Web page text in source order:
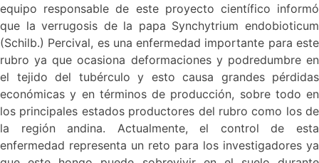
equipo responsable de este proyecto científico informó
que la verrugosis de la papa Synchytrium endobioticum
(Schilb.) Percival, es una enfermedad importante para este
rubro ya que ocasiona deformaciones y podredumbre en
el tejido del tubérculo y esto causa grandes pérdidas
económicas y en términos de producción, sobre todo en
los principales estados productores del rubro como los de
la región andina. Actualmente, el control de esta
enfermedad representa un reto para los investigadores ya